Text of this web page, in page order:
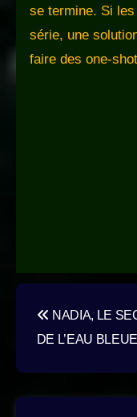
se termine. Si
série, une
faire des one-
de
l’article
NADIA, LE
DE L’EAU BLEUE